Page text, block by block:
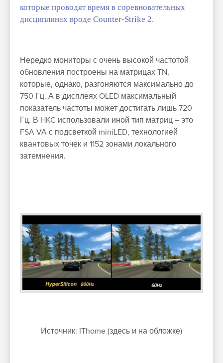
которые проводят время в соревновательных
дисциплинах вроде Counter-Strike 2.
Нередко мониторы с очень высокой частотой
обновления построены на матрицах TN,
которые, однако, разгоняются максимально до
750 Гц. А в дисплеях OLED максимальный
показатель частоты может достигать лишь 720
Гц. В HKC использовали иной тип матриц – это
FSA VA с подсветкой miniLED, технологией
квантовых точек и 1152 зонами локального
затемнения.
Источник: IThome (здесь и на обложке)